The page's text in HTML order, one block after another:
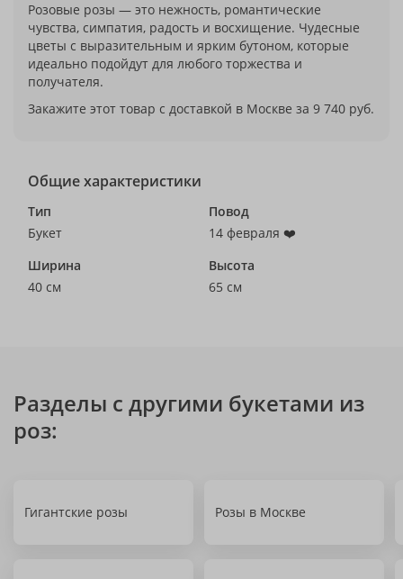
Розовые розы — это нежность, романтические
чувства, симпатия, радость и восхищение. Чудесные
цветы с выразительным и ярким бутоном, которые
идеально подойдут для любого торжества и
получателя.
Закажите этот товар с доставкой в Москве за 9 740 руб.
Общие характеристики
Тип
Букет
Повод
14 февраля ❤️
Ширина
40 см
Высота
65 см
Разделы с другими букетами из
роз:
Гигантские розы Розы в Москве